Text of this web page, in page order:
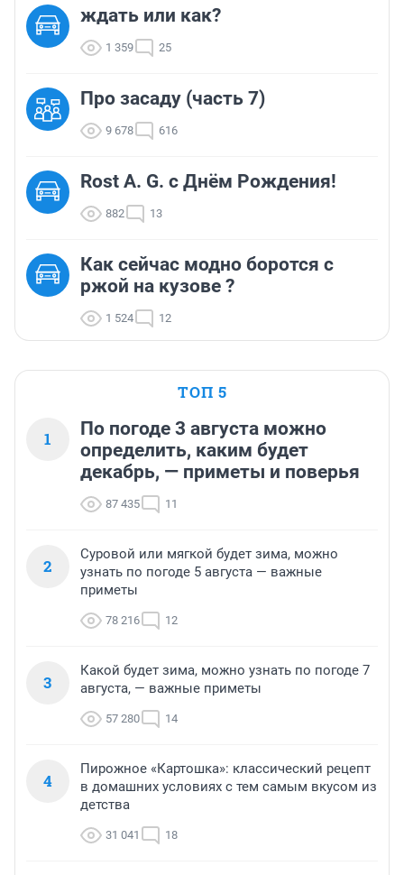
ждать или как?
1 359 25
Про засаду (часть 7)
9 678 616
Rost A. G. с Днём Рождения!
882 13
Как сейчас модно боротся с
ржой на кузове ?
1 524 12
ТОП 5
1
По погоде 3 августа можно
определить, каким будет
декабрь, — приметы и поверья
87 435 11
2
Суровой или мягкой будет зима, можно
узнать по погоде 5 августа — важные
приметы
78 216 12
3
Какой будет зима, можно узнать по погоде 7
августа, — важные приметы
57 280 14
4
Пирожное «Картошка»: классический рецепт
в домашних условиях с тем самым вкусом из
детства
31 041 18